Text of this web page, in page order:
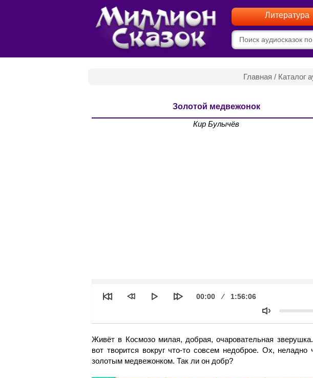
Литература
Главная / Каталог
Золотой медвежонок
Кир Булычёв
Текущее
00:00 Продолжительность
1:56:06
Объем
Живёт в Космозо милая, добрая, очаровательная
вот творится вокруг что-то совсем недоброе. Ох, неладно
золотым медвежонком. Так ли он добр?